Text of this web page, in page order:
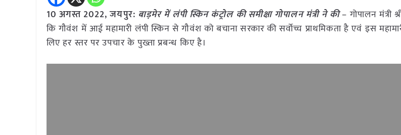
10 अगस्त 2022, जयपुर: बाड़मेर में लंपी स्किन कंट्रोल की समीक्षा गोपालन मंत्री ने की– गोपालन मंत्री
कि गौवंश में आई महामारी लंपी स्किन से गौवंश को बचाना सरकार की सर्वाेच्च प्राथमिकता है एवं इस
लिए हर स्तर पर उपचार के पुख्ता प्रबन्ध किए है।